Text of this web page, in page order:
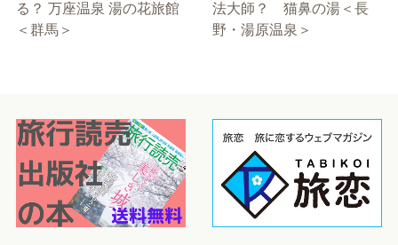
る？ 万座温泉 湯の花旅館
＜群馬＞
法大師？ 猫鼻の湯＜長
野・湯原温泉＞